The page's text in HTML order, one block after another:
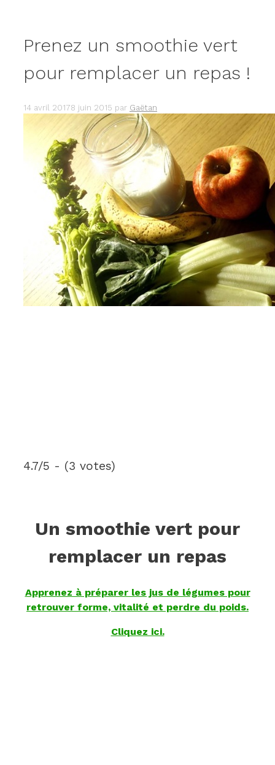
Prenez un smoothie vert
pour remplacer un repas !
14 avril 20178 juin 2015 par Gaëtan
4.7/5 - (3 votes)
Un smoothie vert pour
remplacer un repas
Apprenez à préparer les jus de légumes pour
retrouver forme, vitalité et perdre du poids.
Cliquez ici.